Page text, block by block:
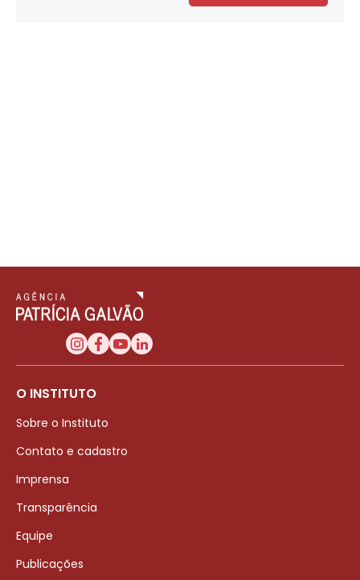
O INSTITUTO
Sobre o Instituto
Contato e cadastro
Imprensa
Transparência
Equipe
Publicações